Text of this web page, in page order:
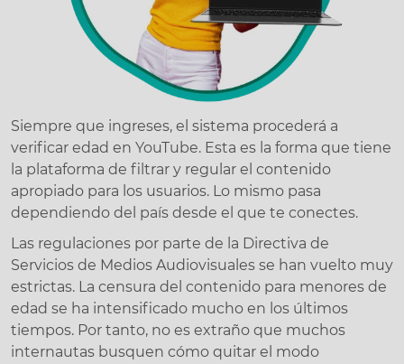
Siempre que ingreses, el sistema procederá a
verificar edad en YouTube. Esta es la forma que tiene
la plataforma de filtrar y regular el contenido
apropiado para los usuarios. Lo mismo pasa
dependiendo del país desde el que te conectes.
Las regulaciones por parte de la Directiva de
Servicios de Medios Audiovisuales se han vuelto muy
estrictas. La censura del contenido para menores de
edad se ha intensificado mucho en los últimos
tiempos. Por tanto, no es extraño que muchos
internautas busquen cómo quitar el modo